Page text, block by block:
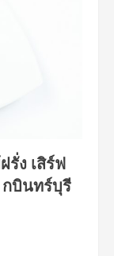
ง เสิร์ฟ
บินทร์บุรี